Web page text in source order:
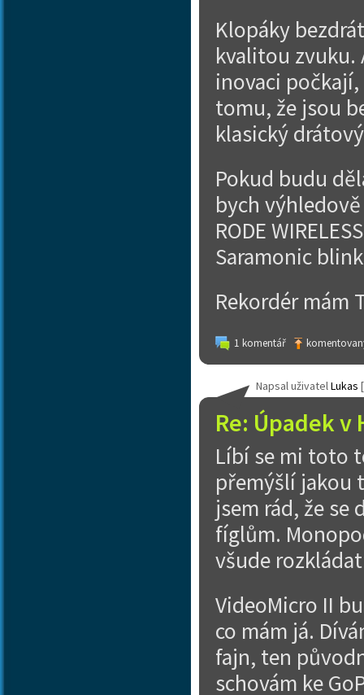
Klopáky
kvalitou zvuku.
inovaci
tomu, že jsou
klasický
Pokud budu
bych
RODE
Saramonic
Rekordér mám
1 komentář
Re: Úpadek
Napsal uživatelLukas [
Líbí se mi toto
přemýšlí jakou
jsem rád, že se
fíglům.
všude
VideoMicro II
co mám já.
fajn, ten
schovám ke